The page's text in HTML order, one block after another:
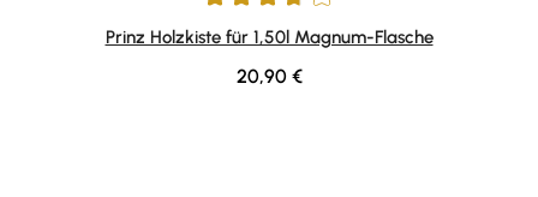
Durchschnittliche Bewertung von 3.67 von 5 Sternen
Prinz Holzkiste für 1,50l Magnum-Flasche
Regulärer Preis:
20,90 €